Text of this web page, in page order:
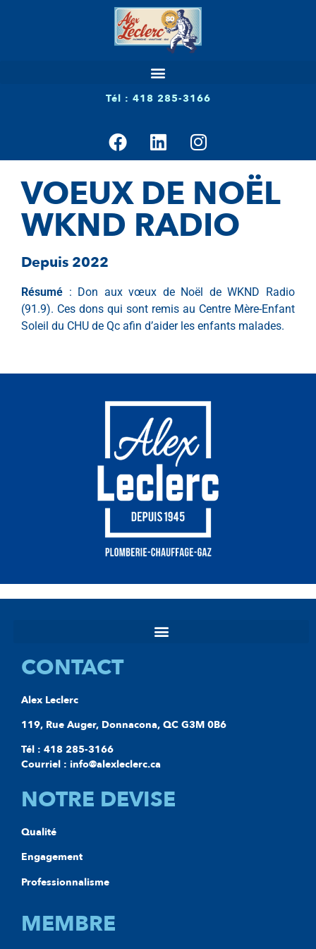
Tél : 418 285-3166
VOEUX DE NOËL
WKND RADIO
Depuis 2022
Résumé : Don aux vœux de Noël de WKND Radio
(91.9). Ces dons qui sont remis au Centre Mère-Enfant
Soleil du CHU de Qc afin d’aider les enfants malades.
CONTACT
Alex Leclerc
119, Rue Auger, Donnacona, QC G3M 0B6
Tél : 418 285-3166
Courriel : info@alexleclerc.ca
NOTRE DEVISE
Qualité
Engagement
Professionnalisme
MEMBRE